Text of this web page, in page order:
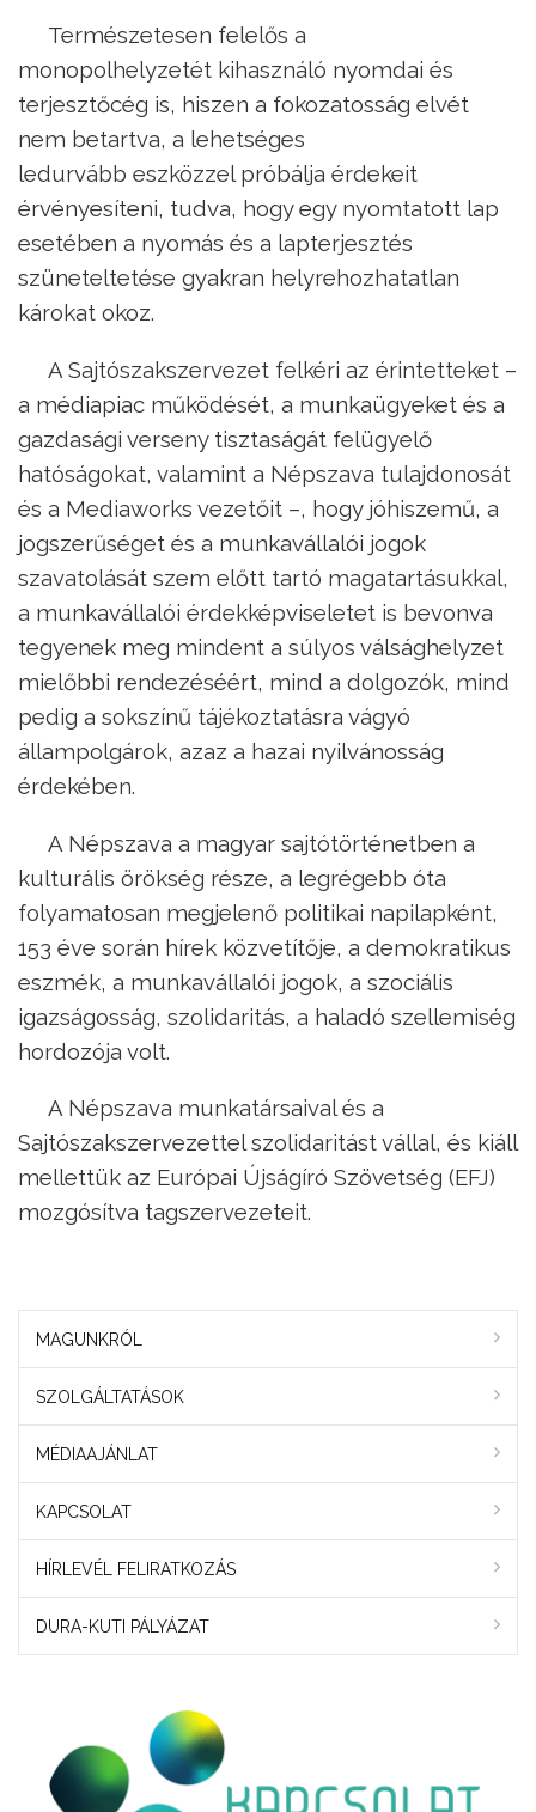
Természetesen felelős a
monopolhelyzetét kihasználó nyomdai és
terjesztőcég is, hiszen a fokozatosság elvét
nem betartva, a lehetséges
ledurvább eszközzel próbálja érdekeit
érvényesíteni, tudva, hogy egy nyomtatott lap
esetében a nyomás és a lapterjesztés
szüneteltetése gyakran helyrehozhatatlan
károkat okoz.
A Sajtószakszervezet felkéri az érintetteket –
a médiapiac működését, a munkaügyeket és a
gazdasági verseny tisztaságát felügyelő
hatóságokat, valamint a Népszava tulajdonosát
és a Mediaworks vezetőit –, hogy jóhiszemű, a
jogszerűséget és a munkavállalói jogok
szavatolását szem előtt tartó magatartásukkal,
a munkavállalói érdekképviseletet is bevonva
tegyenek meg mindent a súlyos válsághelyzet
mielőbbi rendezéséért, mind a dolgozók, mind
pedig a sokszínű tájékoztatásra vágyó
állampolgárok, azaz a hazai nyilvánosság
érdekében.
A Népszava a magyar sajtótörténetben a
kulturális örökség része, a legrégebb óta
folyamatosan megjelenő politikai napilapként,
153 éve során hírek közvetítője, a demokratikus
eszmék, a munkavállalói jogok, a szociális
igazságosság, szolidaritás, a haladó szellemiség
hordozója volt.
A Népszava munkatársaival és a
Sajtószakszervezettel szolidaritást vállal, és kiáll
mellettük az Európai Újságíró Szövetség (EFJ)
mozgósítva tagszervezeteit.
MAGUNKRÓL
SZOLGÁLTATÁSOK
MÉDIAAJÁNLAT
KAPCSOLAT
HÍRLEVÉL FELIRATKOZÁS
DURA-KUTI PÁLYÁZAT